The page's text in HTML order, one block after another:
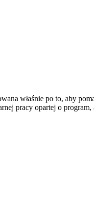
właśnie po to, aby
pracy opartej o